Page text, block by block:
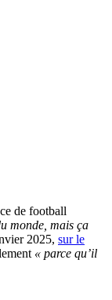
de football
monde, mais ça
2025, sur le
« parce qu’il